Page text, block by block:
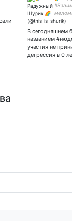
🎵📻 |
В сегодняшнем
названием
участия не
депрессия в 0